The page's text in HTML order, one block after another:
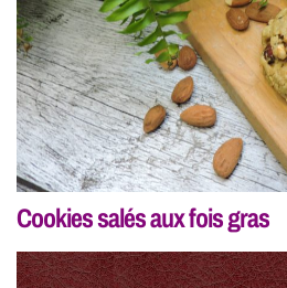
Cookies salés aux fois gras